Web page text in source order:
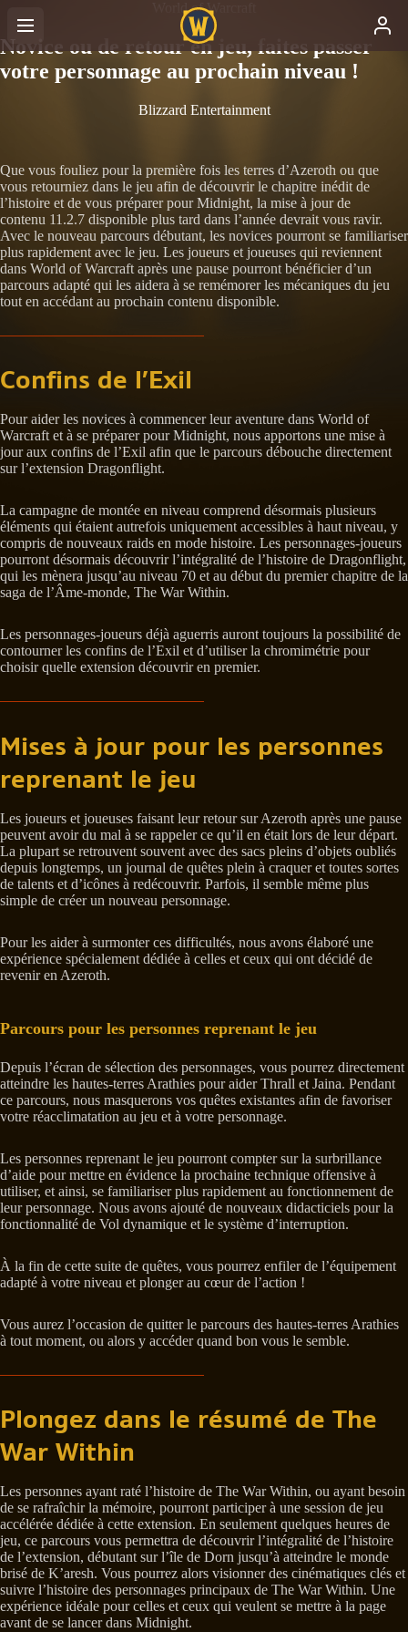
World of Warcraft
Novice ou de retour en jeu, faites passer
votre personnage au prochain niveau !
Blizzard Entertainment
Que vous fouliez pour la première fois les terres d’Azeroth ou que
vous retourniez dans le jeu afin de découvrir le chapitre inédit de
l’histoire et de vous préparer pour Midnight, la mise à jour de
contenu 11.2.7 disponible plus tard dans l’année devrait vous ravir.
Avec le nouveau parcours débutant, les novices pourront se familiariser
plus rapidement avec le jeu. Les joueurs et joueuses qui reviennent
dans World of Warcraft après une pause pourront bénéficier d’un
parcours adapté qui les aidera à se remémorer les mécaniques du jeu
tout en accédant au prochain contenu disponible.
Confins de l’Exil
Pour aider les novices à commencer leur aventure dans World of
Warcraft et à se préparer pour Midnight, nous apportons une mise à
jour aux confins de l’Exil afin que le parcours débouche directement
sur l’extension Dragonflight.
La campagne de montée en niveau comprend désormais plusieurs
éléments qui étaient autrefois uniquement accessibles à haut niveau, y
compris de nouveaux raids en mode histoire. Les personnages-joueurs
pourront désormais découvrir l’intégralité de l’histoire de Dragonflight,
qui les mènera jusqu’au niveau 70 et au début du premier chapitre de la
saga de l’Âme-monde, The War Within.
Les personnages-joueurs déjà aguerris auront toujours la possibilité de
contourner les confins de l’Exil et d’utiliser la chromimétrie pour
choisir quelle extension découvrir en premier.
Mises à jour pour les personnes
reprenant le jeu
Les joueurs et joueuses faisant leur retour sur Azeroth après une pause
peuvent avoir du mal à se rappeler ce qu’il en était lors de leur départ.
La plupart se retrouvent souvent avec des sacs pleins d’objets oubliés
depuis longtemps, un journal de quêtes plein à craquer et toutes sortes
de talents et d’icônes à redécouvrir. Parfois, il semble même plus
simple de créer un nouveau personnage.
Pour les aider à surmonter ces difficultés, nous avons élaboré une
expérience spécialement dédiée à celles et ceux qui ont décidé de
revenir en Azeroth.
Parcours pour les personnes reprenant le jeu
Depuis l’écran de sélection des personnages, vous pourrez directement
atteindre les hautes-terres Arathies pour aider Thrall et Jaina. Pendant
ce parcours, nous masquerons vos quêtes existantes afin de favoriser
votre réacclimatation au jeu et à votre personnage.
Les personnes reprenant le jeu pourront compter sur la surbrillance
d’aide pour mettre en évidence la prochaine technique offensive à
utiliser, et ainsi, se familiariser plus rapidement au fonctionnement de
leur personnage. Nous avons ajouté de nouveaux didacticiels pour la
fonctionnalité de Vol dynamique et le système d’interruption.
À la fin de cette suite de quêtes, vous pourrez enfiler de l’équipement
adapté à votre niveau et plonger au cœur de l’action !
Vous aurez l’occasion de quitter le parcours des hautes-terres Arathies
à tout moment, ou alors y accéder quand bon vous le semble.
Plongez dans le résumé de The
War Within
Les personnes ayant raté l’histoire de The War Within, ou ayant besoin
de se rafraîchir la mémoire, pourront participer à une session de jeu
accélérée dédiée à cette extension. En seulement quelques heures de
jeu, ce parcours vous permettra de découvrir l’intégralité de l’histoire
de l’extension, débutant sur l’île de Dorn jusqu’à atteindre le monde
brisé de K’aresh. Vous pourrez alors visionner des cinématiques clés et
suivre l’histoire des personnages principaux de The War Within. Une
expérience idéale pour celles et ceux qui veulent se mettre à la page
avant de se lancer dans Midnight.